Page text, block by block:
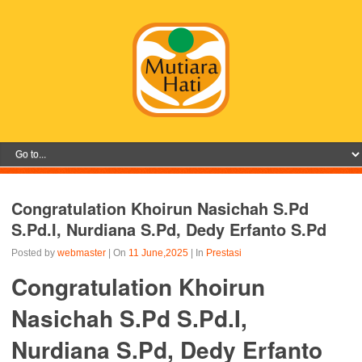
Congratulation Khoirun Nasichah S.Pd
S.Pd.I, Nurdiana S.Pd, Dedy Erfanto S.Pd
Posted bywebmaster | On 11 June,2025 | In Prestasi
Congratulation Khoirun
Nasichah S.Pd S.Pd.I,
Nurdiana S.Pd, Dedy Erfanto